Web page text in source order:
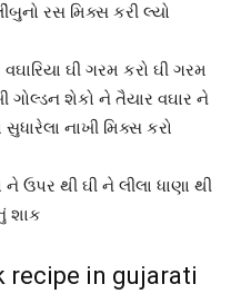
રસ મિક્સ કરી લ્યો
ઘી ગરમ કરો ઘી ગરમ
ગોલ્ડન શેકો ને તૈયાર વઘાર ને
સુધારેલા નાખી મિક્સ કરો
ઉપર થી ઘી ને લીલા ધાણા થી
શાક
recipe in gujarati